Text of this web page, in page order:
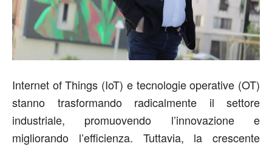
Internet of Things (IoT) e tecnologie operative (OT)
stanno trasformando radicalmente il settore
industriale, promuovendo l’innovazione e
migliorando l’efficienza. Tuttavia, la crescente